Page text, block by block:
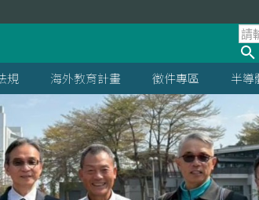
規 海外教育計畫 徵件專區 半導